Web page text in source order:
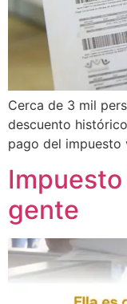
Cerca de 3 mil
descuento
pago del impuesto
gente